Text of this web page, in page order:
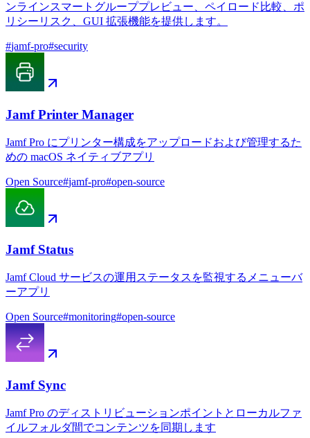
ンラインスマートグループプレビュー、ペイロード比較、ポ
リシーリスク、GUI 拡張機能を提供します。
#jamf-pro#security
Jamf Printer Manager
Jamf Pro にプリンター構成をアップロードおよび管理するた
めの macOS ネイティブアプリ
Open Source#jamf-pro#open-source
Jamf Status
Jamf Cloud サービスの運用ステータスを監視するメニューバ
ーアプリ
Open Source#monitoring#open-source
Jamf Sync
Jamf Pro のディストリビューションポイントとローカルファ
イルフォルダ間でコンテンツを同期します